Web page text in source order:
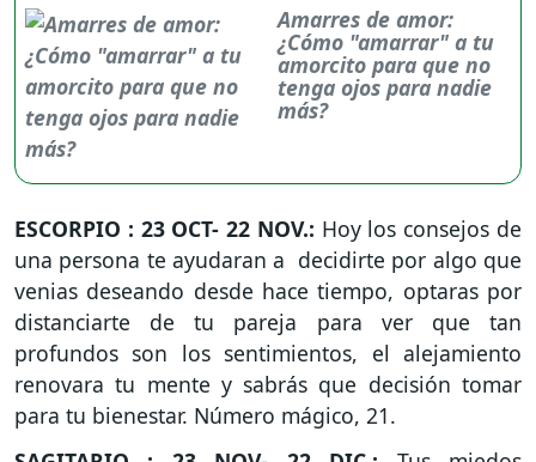
Amarres de amor:
¿Cómo "amarrar" a tu
amorcito para que no
tenga ojos para nadie
más?
ESCORPIO : 23 OCT- 22 NOV.: Hoy los consejos de
una persona te ayudaran a decidirte por algo que
venias deseando desde hace tiempo, optaras por
distanciarte de tu pareja para ver que tan
profundos son los sentimientos, el alejamiento
renovara tu mente y sabrás que decisión tomar
para tu bienestar. Número mágico, 21.